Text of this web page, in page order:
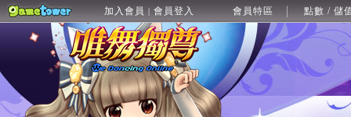
加入會員 | 會員登入 會員特區 點數 / 儲